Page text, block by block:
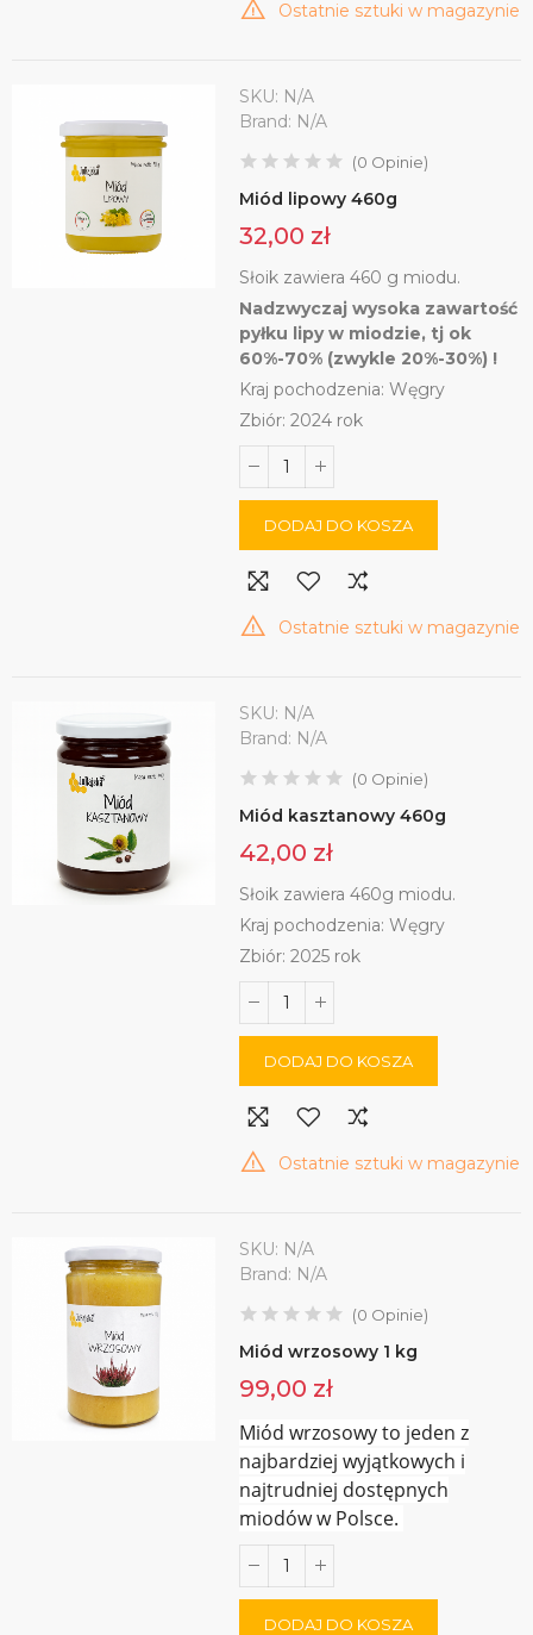
Ostatnie sztuki w magazynie
SKU: N/A
Brand: N/A
(0 Opinie)
Miód lipowy 460g
32,00 zł
Słoik zawiera 460 g miodu.
Nadzwyczaj wysoka zawartość
pyłku lipy w miodzie, tj ok
60%-70% (zwykle 20%-30%) !
Kraj pochodzenia: Węgry
Zbiór: 2024 rok
DODAJ DO KOSZA
Ostatnie sztuki w magazynie
SKU: N/A
Brand: N/A
(0 Opinie)
Miód kasztanowy 460g
42,00 zł
Słoik zawiera 460g miodu.
Kraj pochodzenia: Węgry
Zbiór: 2025 rok
DODAJ DO KOSZA
Ostatnie sztuki w magazynie
SKU: N/A
Brand: N/A
(0 Opinie)
Miód wrzosowy 1 kg
99,00 zł
Miód wrzosowy to jeden z
najbardziej wyjątkowych i
najtrudniej dostępnych
miodów w Polsce.
DODAJ DO KOSZA